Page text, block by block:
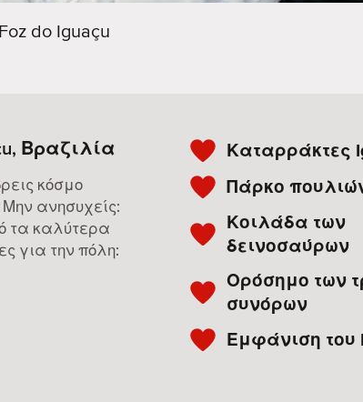
Foz do Iguaçu
Βραζιλία
κόσμο
ανησυχείς:
τα καλύτερα
για την πόλη:
Καταρράκτες
Πάρκο
Κοιλάδα των
δεινοσαύρων
Ορόσημο των
συνόρων
Εμφάνιση του